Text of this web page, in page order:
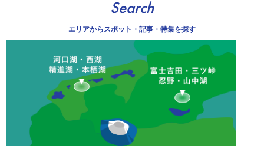
Search
エリアからスポット・記事・特集を探す